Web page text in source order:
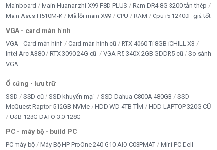
Mainboard Main Huananzhi X99 F8D PLUS
Ram DR4 8G 3200 tản thép
Main Asus H510M-K
Mã lỗi main X99 CPU RAM Cpu i5 12400F giá tốt
VGA - card màn hình
VGA - Card màn hình Card màn hình cũ
RTX 4060 Ti 8GB iCHILL X3
Intel Arc A380
RTX 3090 24G cũ VGA R5 340X 2GB GDDR5 cũ
So sánh
VGA
Ổ cứng - lưu trữ
SSD SSD cũ SSD khuyến mại SSD Dahua C800A 480GB
SSD
McQuest Raptor 512GB NVMe
HDD WD 4TB TÍM
HDD LAPTOP 320G CŨ
USB 128G DATO 3.0 128G
PC - máy bộ - build PC
PC máy bộ Máy Bộ HP ProOne 240 G10 AIO C03PMAT
Mini PC Dell